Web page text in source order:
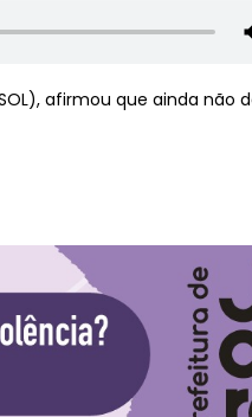
afirmou que ainda não